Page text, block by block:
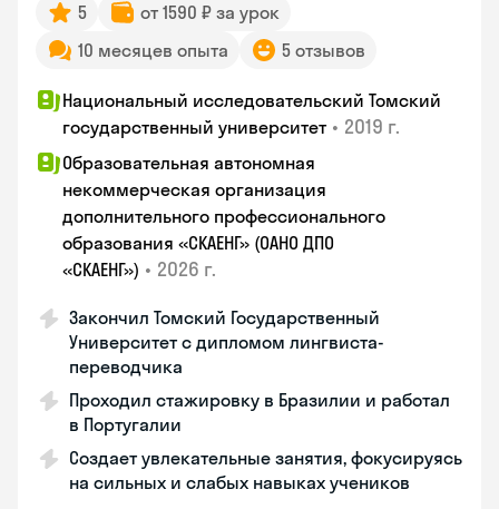
5
от 1590 ₽ за урок
10 месяцев опыта
5 отзывов
Национальный исследовательский Томский
государственный университет • 2019 г.
Образовательная автономная
некоммерческая организация
дополнительного профессионального
образования «СКАЕНГ» (ОАНО ДПО
«СКАЕНГ») • 2026 г.
Закончил Томский Государственный
Университет с дипломом лингвиста-
переводчика
Проходил стажировку в Бразилии и работал
в Португалии
Создает увлекательные занятия, фокусируясь
на сильных и слабых навыках учеников